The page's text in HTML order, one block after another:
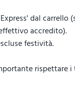
dal carrello
accredito).
festività.